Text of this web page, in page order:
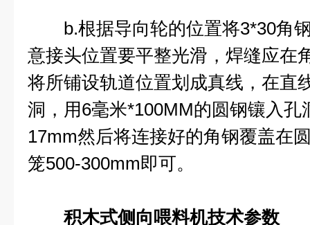
b.根据导向轮的位置将3*30角
意接头位置要平整光滑，焊缝应在
将所铺设轨道位置划成真线，在直
洞，用6毫米*100MM的圆钢镶入孔
17mm然后将连接好的角钢覆盖在
笼500-300mm即可。
积木式侧向喂料机技术参数